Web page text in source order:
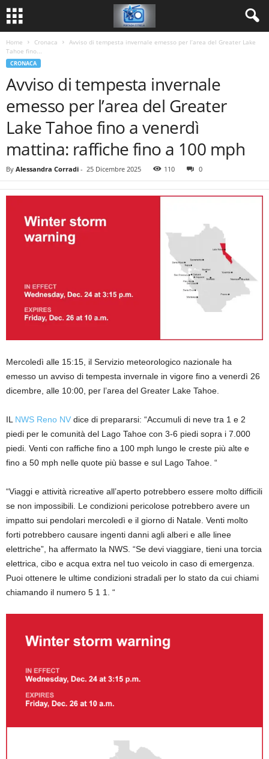
Home Cronaca
Avviso di tempesta invernale emesso per l’area del Greater Lake
Tahoe fino...
CRONACA
Avviso di tempesta invernale
emesso per l’area del Greater
Lake Tahoe fino a venerdì
mattina: raffiche fino a 100 mph
By Alessandra Corradi - 25 Dicembre 2025 110 0
Mercoledì alle 15:15, il Servizio meteorologico nazionale ha
emesso un avviso di tempesta invernale in vigore fino a venerdì 26
dicembre, alle 10:00, per l’area del Greater Lake Tahoe.
IL NWS Reno NV dice di prepararsi: “Accumuli di neve tra 1 e 2
piedi per le comunità del Lago Tahoe con 3-6 piedi sopra i 7.000
piedi. Venti con raffiche fino a 100 mph lungo le creste più alte e
fino a 50 mph nelle quote più basse e sul Lago Tahoe. “
“Viaggi e attività ricreative all’aperto potrebbero essere molto difficili
se non impossibili. Le condizioni pericolose potrebbero avere un
impatto sui pendolari mercoledì e il giorno di Natale. Venti molto
forti potrebbero causare ingenti danni agli alberi e alle linee
elettriche”, ha affermato la NWS. “Se devi viaggiare, tieni una torcia
elettrica, cibo e acqua extra nel tuo veicolo in caso di emergenza.
Puoi ottenere le ultime condizioni stradali per lo stato da cui chiami
chiamando il numero 5 1 1. “